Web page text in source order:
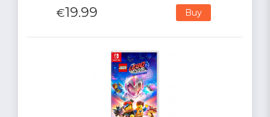
€19.99 Buy